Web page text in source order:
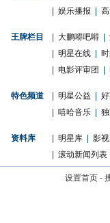
娱乐播报
王牌栏目 大鹏嘚吧嘚
明星在线
电影评审团
特色频道 明星公益
嘻哈音乐
资料库 明星库 影
滚动新闻列表
设置首页 -